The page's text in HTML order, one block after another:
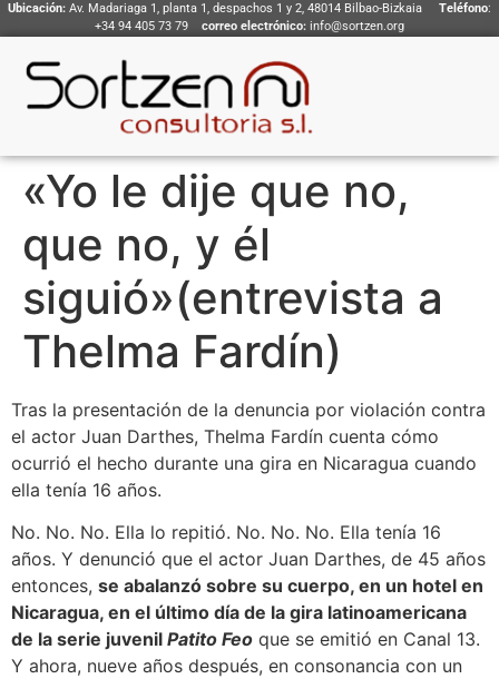
Ubicación: Av. Madariaga 1, planta 1, despachos 1 y 2, 48014 Bilbao-Bizkaia Teléfono:
+34 94 405 73 79
correo electrónico: info@sortzen.org
«Yo le dije que no,
que no, y él
siguió»(entrevista a
Thelma Fardín)
Tras la presentación de la denuncia por violación contra
el actor Juan Darthes, Thelma Fardín cuenta cómo
ocurrió el hecho durante una gira en Nicaragua cuando
ella tenía 16 años.
No. No. No. Ella lo repitió. No. No. No. Ella tenía 16
años. Y denunció que el actor Juan Darthes, de 45 años
entonces, se abalanzó sobre su cuerpo, en un hotel en
Nicaragua, en el último día de la gira latinoamericana
de la serie juvenil Patito Feo que se emitió en Canal 13.
Y ahora, nueve años después, en consonancia con un